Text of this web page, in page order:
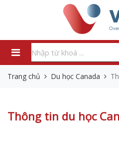
Trang chủ Du học Canada
Thông tin du học